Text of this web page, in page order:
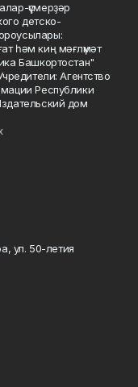
үҫмерҙәр
детско-
һәм киң мәғлүмәт
Башкортостан"
Агентство
Республики
дом
ул. 50-летия